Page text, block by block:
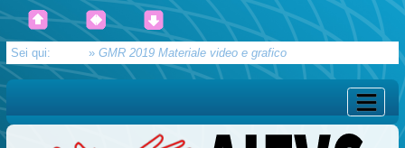
Sei qui: » GMR 2019 Materiale video e grafico